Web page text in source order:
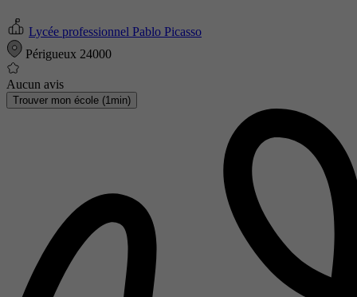
Lycée professionnel Pablo Picasso
Périgueux 24000
Aucun avis
Trouver mon école (1min)